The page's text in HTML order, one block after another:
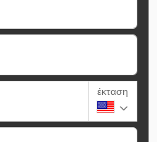
έκταση